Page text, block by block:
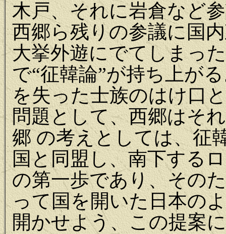
木戸、それに岩倉など
西郷ら残りの参議に国
大挙外遊にでてしまっ
で“征韓論”が持ち上が
を失った士族のはけ口
問題として、西郷はそ
郷 の考えとしては、征
国と同盟し、南下する
の第一歩であり、その
って国を開いた日本の
開かせよう、この提案